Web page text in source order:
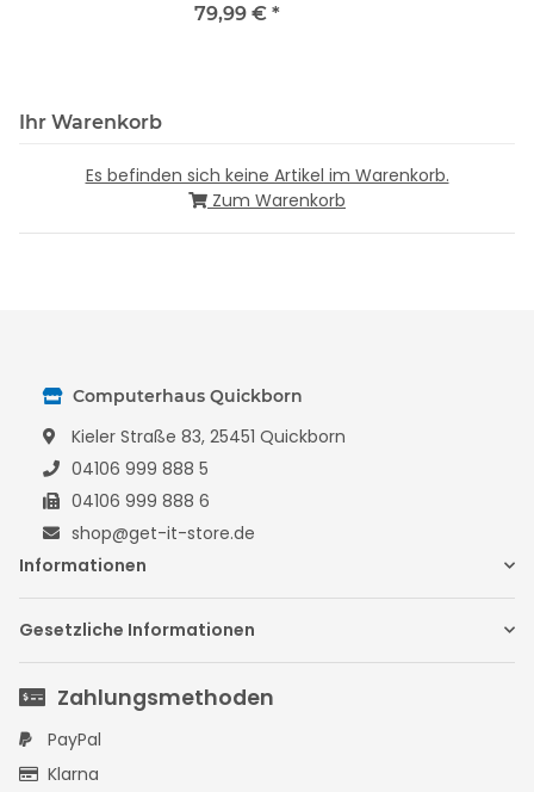
79,99 € *
Ihr Warenkorb
Es befinden sich keine Artikel im Warenkorb.
Zum Warenkorb
Computerhaus Quickborn
Kieler Straße 83, 25451 Quickborn
04106 999 888 5
04106 999 888 6
shop@get-it-store.de
Informationen
Gesetzliche Informationen
Zahlungsmethoden
PayPal
Klarna